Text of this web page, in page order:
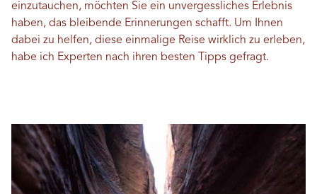
einzutauchen, möchten Sie ein unvergessliches Erlebnis
haben, das bleibende Erinnerungen schafft. Um Ihnen
dabei zu helfen, diese einmalige Reise wirklich zu erleben,
habe ich Experten nach ihren besten Tipps gefragt.